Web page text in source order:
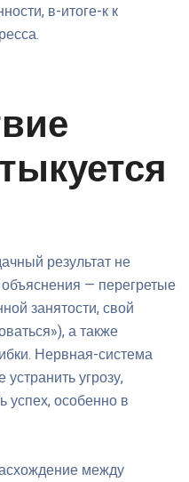
в-итоге-к к
результат не
— перегретые
занятости, свой
а также
Нервная-система
угрозу,
успех, особенно в
между